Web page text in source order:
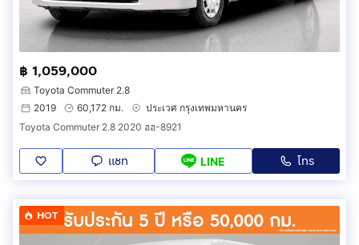
฿ 1,059,000
Toyota Commuter 2.8
2019
60,172 กม.
ประเวศ กรุงเทพมหานคร
Toyota Commuter 2.8 2020 ฮฮ-8921
แชท LINE โทร
HOT